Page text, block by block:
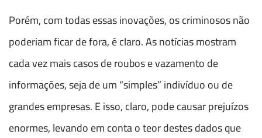
Porém, com todas essas inovações, os criminosos não
poderiam ficar de fora, é claro. As notícias mostram
cada vez mais casos de roubos e vazamento de
informações, seja de um “simples” indivíduo ou de
grandes empresas. E isso, claro, pode causar prejuízos
enormes, levando em conta o teor destes dados que